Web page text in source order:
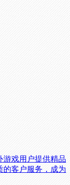
游戏用户提供精品
的客户服务，成为